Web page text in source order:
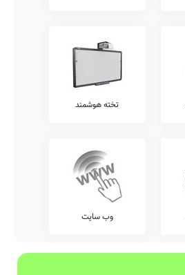
تخته هوشمند
وب سایت